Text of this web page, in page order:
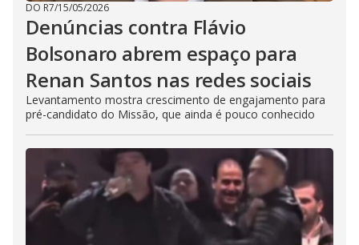
DO R7/15/05/2026
Denúncias contra Flávio
Bolsonaro abrem espaço para
Renan Santos nas redes sociais
Levantamento mostra crescimento de engajamento para
pré-candidato do Missão, que ainda é pouco conhecido